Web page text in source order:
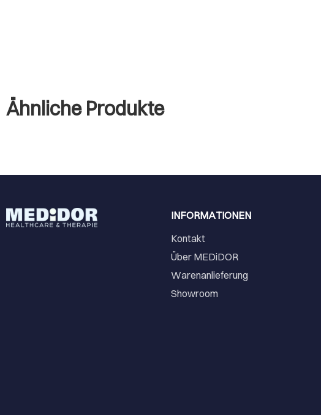
Ähnliche Produkte
INFORMATIONEN
Kontakt
Über MEDiDOR
Warenanlieferung
Showroom